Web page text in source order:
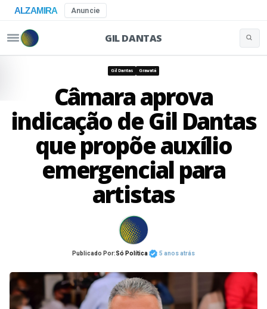
ALZAMIRA Anuncie
GIL DANTAS
Gil Dantas Gravatá
Câmara aprova
indicação de Gil Dantas
que propõe auxílio
emergencial para
artistas
Publicado Por:Só Política 5 anos atrás